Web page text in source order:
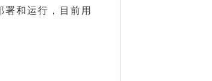
和运行，目前用